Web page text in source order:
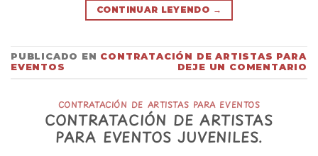
CONTINUAR LEYENDO →
PUBLICADO EN CONTRATACIÓN DE ARTISTAS PARA
EVENTOS
DEJE UN COMENTARIO
CONTRATACIÓN DE ARTISTAS PARA EVENTOS
CONTRATACIÓN DE ARTISTAS
PARA EVENTOS JUVENILES.